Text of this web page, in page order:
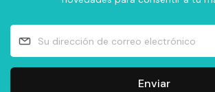
Enviar